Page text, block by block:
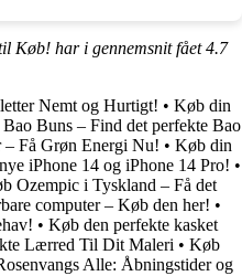
Køb! har i gennemsnit fået4.7
Nemt og Hurtigt! • Køb din
Buns – Find det perfekte Bao
– Få Grøn Energi Nu! • Køb din
iPhone 14 og iPhone 14 Pro! •
Ozempic i Tyskland – Få det
computer – Køb den her! •
• Køb den perfekte kasket
Lærred Til Dit Maleri • Køb
Alle: Åbningstider og